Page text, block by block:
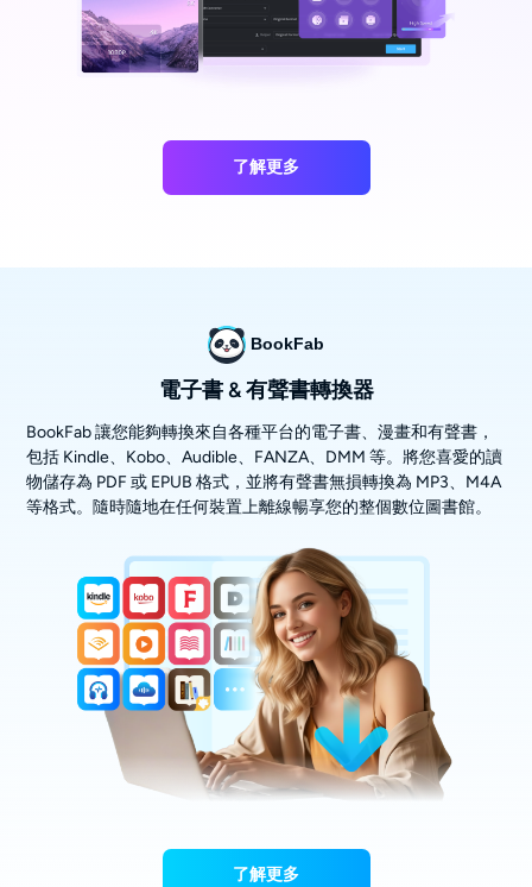
了解更多
了解更多
BookFab
電子書 & 有聲書轉換器
BookFab 讓您能夠轉換來自各種平台的電子書、漫畫和有聲書，
包括 Kindle、Kobo、Audible、FANZA、DMM 等。將您喜愛的讀
物儲存為 PDF 或 EPUB 格式，並將有聲書無損轉換為 MP3、M4A
等格式。隨時隨地在任何裝置上離線暢享您的整個數位圖書館。